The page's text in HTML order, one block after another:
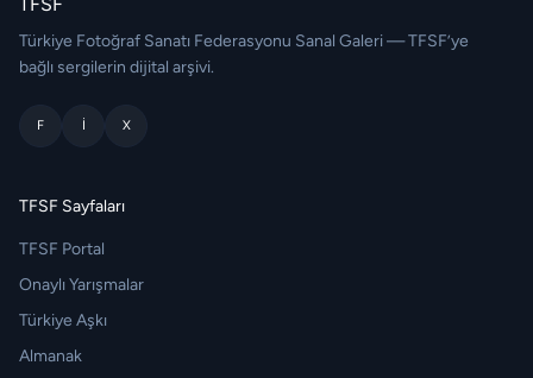
Türkiye Fotoğraf Sanatı Federasyonu Sanal Galeri — TFSF’ye
bağlı sergilerin dijital arşivi.
F I X
TFSF Sayfaları
TFSF Portal
Onaylı Yarışmalar
Türkiye Aşkı
Almanak